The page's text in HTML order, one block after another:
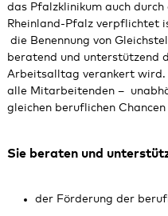
das Pfalzklinikum auch
Rheinland-Pfalz verpflichtet
die Benennung von
beratend und unterstützend
Arbeitsalltag verankert wird.
alle Mitarbeitenden –
gleichen beruflichen Chancen
Sie beraten und
der Förderung der